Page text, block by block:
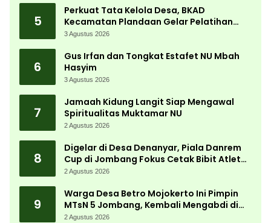
5
Perkuat Tata Kelola Desa, BKAD
Kecamatan Plandaan Gelar Pelatihan
Aparatur Pemdes
3 Agustus 2026
6
Gus Irfan dan Tongkat Estafet NU Mbah
Hasyim
3 Agustus 2026
7
Jamaah Kidung Langit Siap Mengawal
Spiritualitas Muktamar NU
2 Agustus 2026
8
Digelar di Desa Denanyar, Piala Danrem
Cup di Jombang Fokus Cetak Bibit Atlet
Menembak Berprestasi
2 Agustus 2026
9
Warga Desa Betro Mojokerto Ini Pimpin
MTsN 5 Jombang, Kembali Mengabdi di
Almamater
2 Agustus 2026